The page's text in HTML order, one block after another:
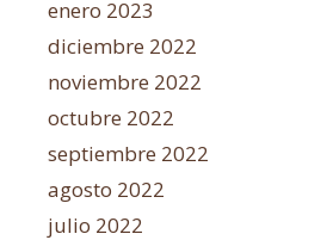
enero 2023
diciembre 2022
noviembre 2022
octubre 2022
septiembre 2022
agosto 2022
julio 2022